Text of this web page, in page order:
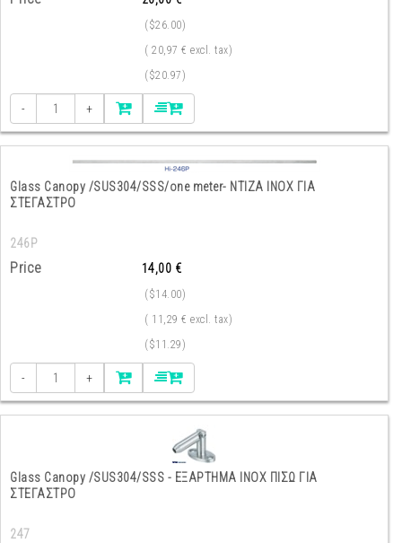
($26.00)
( 20,97 € excl. tax)
($20.97)
- +
Glass Canopy /SUS304/SSS/one meter- ΝΤΙΖΑ ΙΝΟΧ ΓΙΑ
ΣΤΕΓΑΣΤΡΟ
246P
Price 14,00 €
($14.00)
( 11,29 € excl. tax)
($11.29)
- +
Glass Canopy /SUS304/SSS - ΕΞΑΡΤΗΜΑ INOX ΠΙΣΩ ΓΙΑ
ΣΤΕΓΑΣΤΡΟ
247